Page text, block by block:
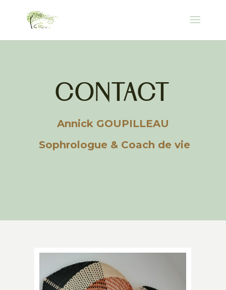
CONTACT
Annick GOUPILLEAU
Sophrologue & Coach de vie